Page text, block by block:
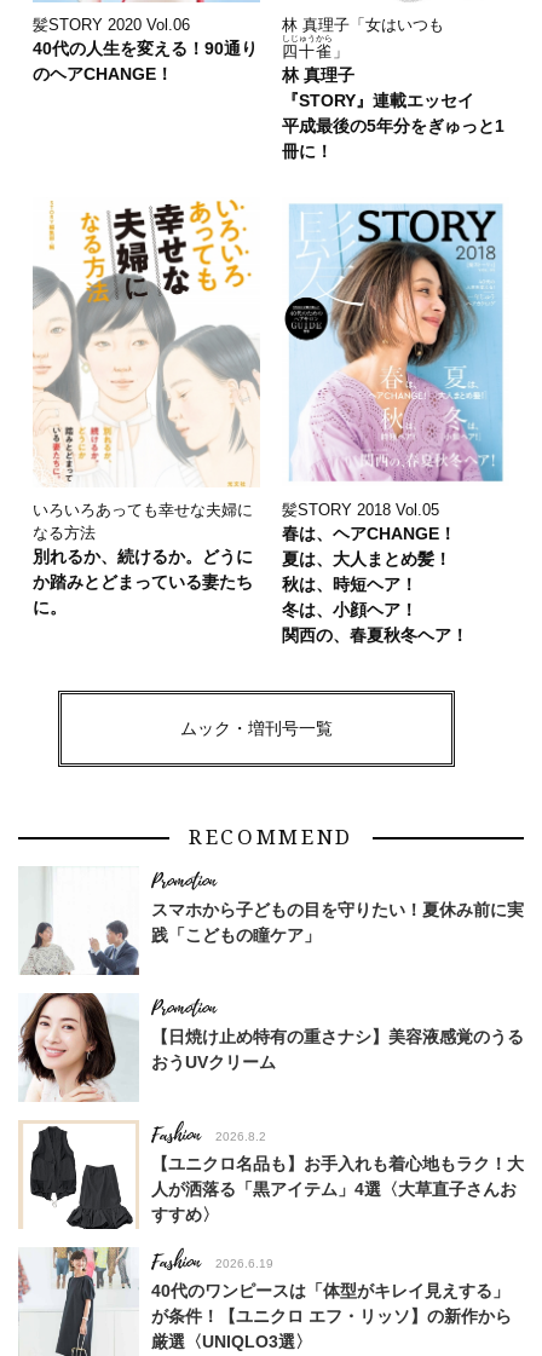
髪STORY 2020 Vol.06
40代の人生を変える！90通り
のヘアCHANGE！
林 真理子「女はいつも
四十雀
しじゅうから
」
林 真理子
『STORY』連載エッセイ
平成最後の5年分をぎゅっと1
冊に！
いろいろあっても幸せな夫婦に
なる方法
別れるか、続けるか。どうに
か踏みとどまっている妻たち
に。
髪STORY 2018 Vol.05
春は、ヘアCHANGE！
夏は、大人まとめ髪！
秋は、時短ヘア！
冬は、小顔ヘア！
関西の、春夏秋冬ヘア！
ムック・増刊号一覧
RECOMMEND
スマホから子どもの目を守りたい！夏休み前に実
践「こどもの瞳ケア」
【日焼け止め特有の重さナシ】美容液感覚のうる
おうUVクリーム
Fashion 2026.8.2
【ユニクロ名品も】お手入れも着心地もラク！大
人が洒落る「黒アイテム」4選〈大草直子さんお
すすめ〉
Fashion 2026.6.19
40代のワンピースは「体型がキレイ見えする」
が条件！【ユニクロ エフ・リッソ】の新作から
厳選〈UNIQLO3選〉